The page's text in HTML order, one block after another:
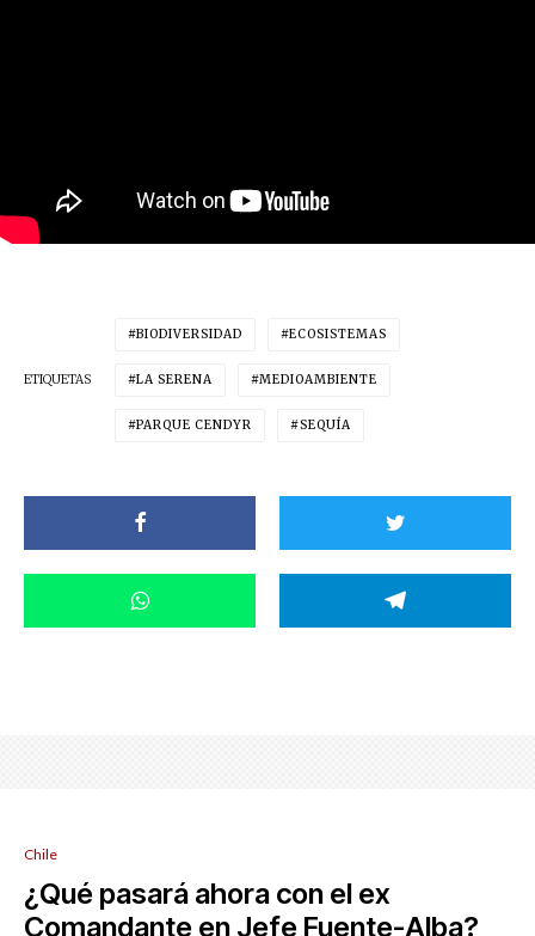
ETIQUETAS
BIODIVERSIDAD ECOSISTEMAS
LA SERENA MEDIOAMBIENTE
PARQUE CENDYR SEQUÍA
Chile
¿Qué pasará ahora con el ex
Comandante en Jefe Fuente-Alba?